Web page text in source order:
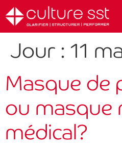
Jour :11
Masque de
ou masque
médical?